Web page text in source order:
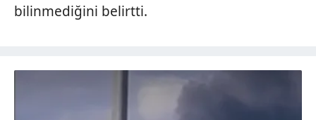
bilinmediğini belirtti.